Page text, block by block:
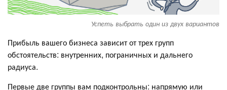
Успеть выбрать один из двух вариантов
Прибыль вашего бизнеса зависит от трех групп
обстоятельств: внутренних, пограничных и дальнего
радиуса.
Первые две группы вам подконтрольны: напрямую или